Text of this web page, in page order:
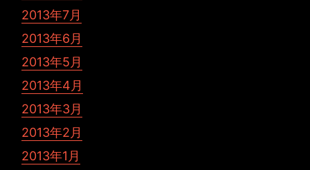
2013年7月
2013年6月
2013年5月
2013年4月
2013年3月
2013年2月
2013年1月